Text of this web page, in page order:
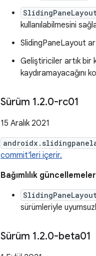
kullanılabilmesini
SlidingPaneLayout
Geliştiriciler artık bir
kaydıramayacağını
Sürüm 1.2.0-rc01
15 Aralık 2021
commit'leri içerir.
Bağımlılık
sürümleriyle
Sürüm 1.2.0-beta01